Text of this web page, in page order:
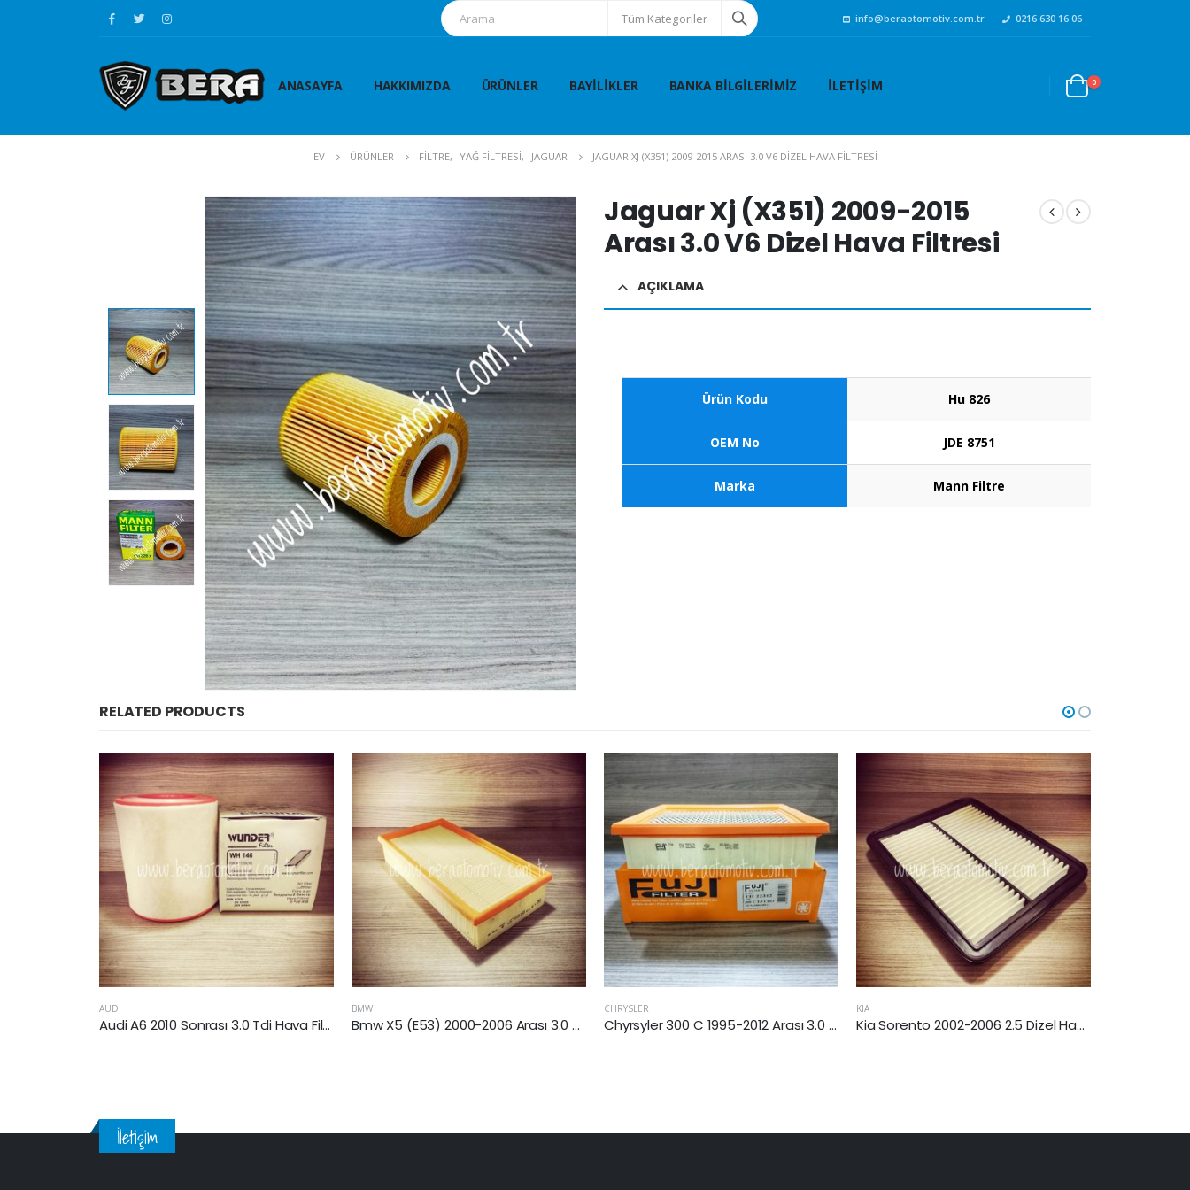
Tüm Kategoriler info@beraotomotiv.com.tr 0216 630 16 06
ANASAYFA HAKKIMIZDA ÜRÜNLER BAYILIKLER BANKA BILGILERIMIZ İLETIŞIM 0
EV ÜRÜNLER FİLTRE, YAĞ FİLTRESİ, JAGUAR JAGUAR XJ (X351) 2009-2015 ARASI 3.0 V6 DIZEL HAVA FILTRESI
Jaguar Xj (X351) 2009-2015
Arası 3.0 V6 Dizel Hava Filtresi
AÇIKLAMA
Ürün Kodu Hu 826
OEM No JDE 8751
Marka Mann Filtre
RELATED PRODUCTS
BMW
Bmw X5 (E53) 2000-2006 Arası 3.0 Benzinli Hava Filtresi
CHRYSLER
Chyrsyler 300 C 1995-2012 Arası 3.0 Dizel Hava Filtresi
KIA
Kia Sorento 2002-2006 2.5 Dizel Hava Filtresi
BMW
Bmw X5 (E70) xDrive 2010-2013 Arası 3.0 dizel Yağ Filtresi
İletişim